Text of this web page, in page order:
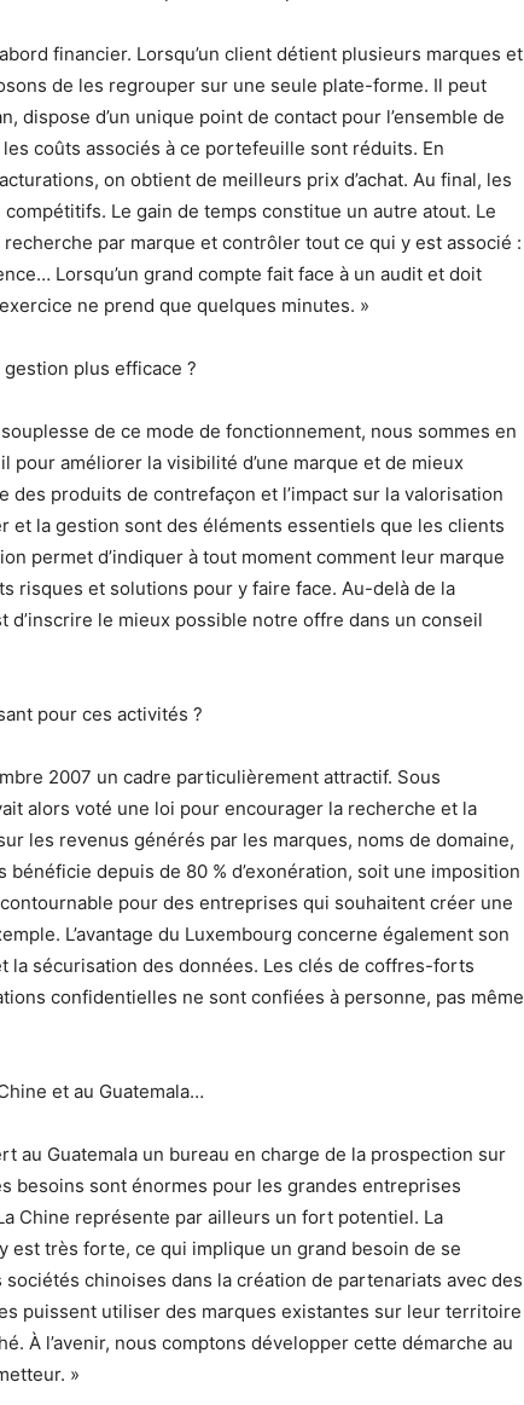
financier. Lorsqu’un client détient plusieurs marques et
de les regrouper sur une seule plate-forme. Il peut
dispose d’un unique point de contact pour l’ensemble de
coûts associés à ce portefeuille sont réduits. En
on obtient de meilleurs prix d’achat. Au final, les
Le gain de temps constitue un autre atout. Le
par marque et contrôler tout ce qui y est associé :
Lorsqu’un grand compte fait face à un audit et doit
ne prend que quelques minutes. »
plus efficace ?
de ce mode de fonctionnement, nous sommes en
pour améliorer la visibilité d’une marque et de mieux
des produits de contrefaçon et l’impact sur la valorisation
et la gestion sont des éléments essentiels que les clients
permet d’indiquer à tout moment comment leur marque
risques et solutions pour y faire face. Au-delà de la
le mieux possible notre offre dans un conseil
pour ces activités ?
2007 un cadre particulièrement attractif. Sous
alors voté une loi pour encourager la recherche et la
les revenus générés par les marques, noms de domaine,
depuis de 80 % d’exonération, soit une imposition
pour des entreprises qui souhaitent créer une
L’avantage du Luxembourg concerne également son
sécurisation des données. Les clés de coffres-forts
confidentielles ne sont confiées à personne, pas même
et au Guatemala…
au Guatemala un bureau en charge de la prospection sur
besoins sont énormes pour les grandes entreprises
Chine représente par ailleurs un fort potentiel. La
est très forte, ce qui implique un grand besoin de se
chinoises dans la création de partenariats avec des
puissent utiliser des marques existantes sur leur territoire
À l’avenir, nous comptons développer cette démarche au
»